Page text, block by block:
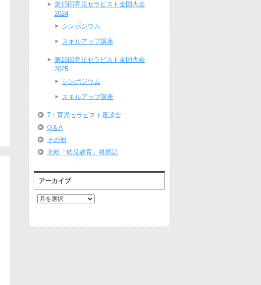
第15回育児セラピスト全国大会
2024
シンポジウム
スキルアップ講座
第16回育児セラピスト全国大会
2025
シンポジウム
スキルアップ講座
7：育児セラピスト座談会
Q＆A
その他
北欧「幼児教育」視察記
アーカイブ
ア
イ